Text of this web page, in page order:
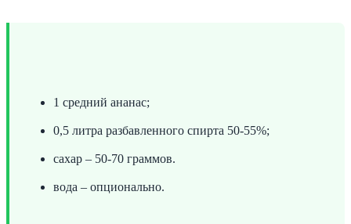
1 средний ананас;
0,5 литра разбавленного спирта 50-55%;
сахар – 50-70 граммов.
вода – опционально.